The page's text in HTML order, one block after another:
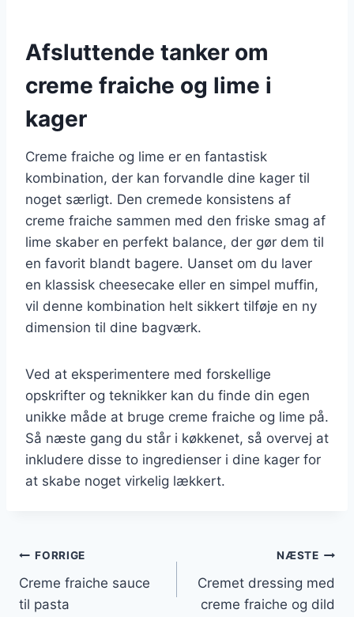
Afsluttende tanker om
creme fraiche og lime i
kager
Creme fraiche og lime er en fantastisk
kombination, der kan forvandle dine kager til
noget særligt. Den cremede konsistens af
creme fraiche sammen med den friske smag af
lime skaber en perfekt balance, der gør dem til
en favorit blandt bagere. Uanset om du laver
en klassisk cheesecake eller en simpel muffin,
vil denne kombination helt sikkert tilføje en ny
dimension til dine bagværk.
Ved at eksperimentere med forskellige
opskrifter og teknikker kan du finde din egen
unikke måde at bruge creme fraiche og lime på.
Så næste gang du står i køkkenet, så overvej at
inkludere disse to ingredienser i dine kager for
at skabe noget virkelig lækkert.
Indlægsnavigation
FORRIGE
Creme fraiche sauce
til pasta
NÆSTE
Cremet dressing med
creme fraiche og dild